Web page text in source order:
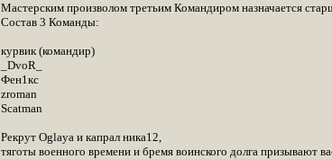
Мастерским произволом третьим Командиром назначается
Состав 3 Команды:
курвик (командир)
_DvoR_
Фен1кс
zroman
Scatman
Рекрут Oglaya и капрал ника12,
тяготы военного времени и бремя воинского долга призывают